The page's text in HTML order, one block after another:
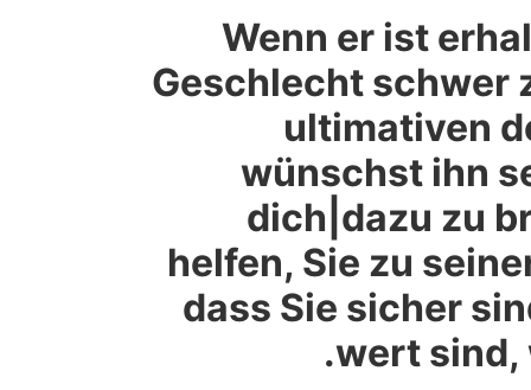
Wenn er ist
Geschlecht schwer
ultimativen
wünschst ihn
dich|dazu zu
helfen, Sie zu
dass Sie sicher
wert sind,